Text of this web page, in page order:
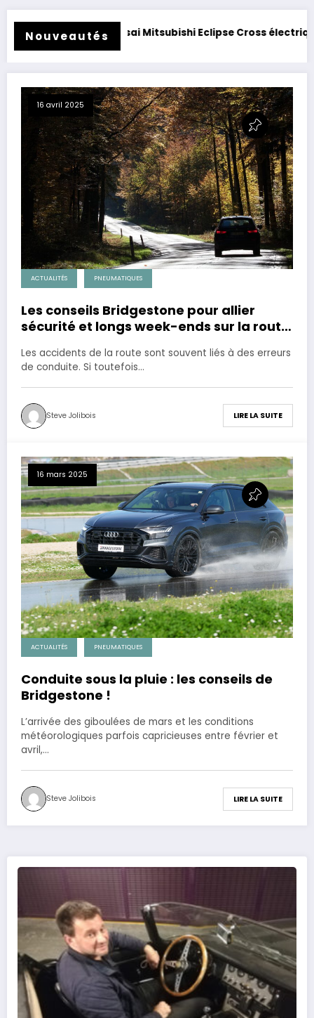
Nouveautés
Essai Mitsubishi Eclipse Cross électrique 2026 : clone
16 avril 2025
ACTUALITÉS PNEUMATIQUES
Les conseils Bridgestone pour allier
sécurité et longs week-ends sur la route
Les accidents de la route sont souvent liés à des erreurs
de conduite. Si toutefois…
Steve Jolibois LIRE LA SUITE
16 mars 2025
ACTUALITÉS PNEUMATIQUES
Conduite sous la pluie : les conseils de
Bridgestone !
L’arrivée des giboulées de mars et les conditions
météorologiques parfois capricieuses entre février et
avril,…
Steve Jolibois LIRE LA SUITE